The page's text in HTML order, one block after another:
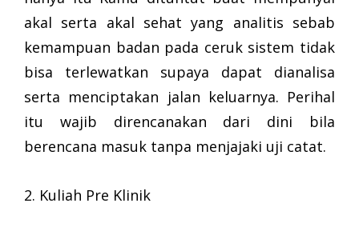
akal serta akal sehat yang analitis sebab
kemampuan badan pada ceruk sistem tidak
bisa terlewatkan supaya dapat dianalisa
serta menciptakan jalan keluarnya. Perihal
itu wajib direncanakan dari dini bila
berencana masuk tanpa menjajaki uji catat.
2. Kuliah Pre Klinik